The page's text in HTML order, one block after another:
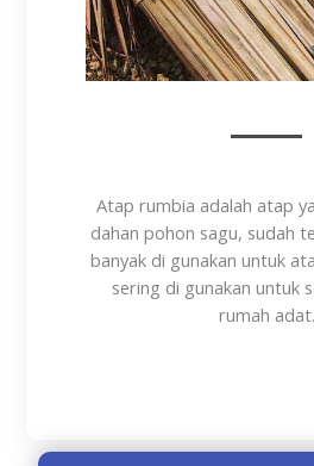
Atap rumbia adalah atap
dahan pohon sagu, sudah
banyak di gunakan untuk
sering di gunakan untuk
rumah adat.